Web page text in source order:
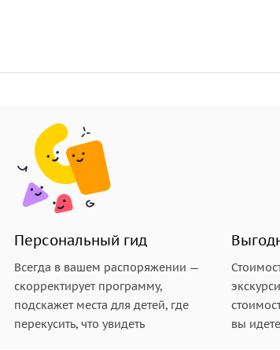
и фотоальбом с самыми
лет подряд, мы всегда открываем что-
Персональный гид
Всегда в вашем распоряжении —
скорректирует программу,
подскажет места для детей, где
перекусить, что увидеть
вы